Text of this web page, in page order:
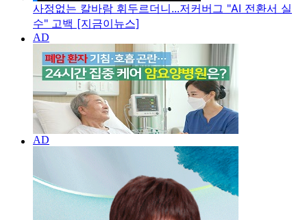
사정없는 칼바람 휘두르더니...저커버그 "AI 전환서 실
수" 고백 [지금이뉴스]